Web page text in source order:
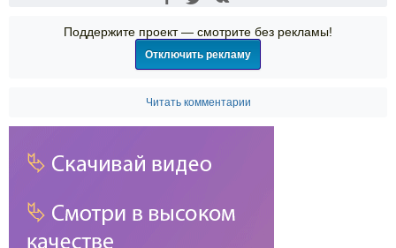
Поддержите проект — смотрите без рекламы!
Отключить рекламу
Читать комментарии